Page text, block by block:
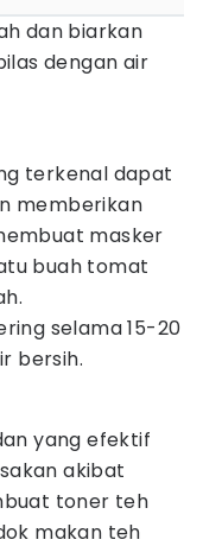
dan biarkan
dengan air
terkenal dapat
memberikan
masker
buah tomat
selama 15-20
bersih.
yang efektif
akibat
toner teh
makan teh